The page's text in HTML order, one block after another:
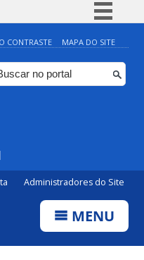
Simplifique!
Comunica BR
Participe
CONTRASTE MAPA DO SITE
Administradores do Site
MENU